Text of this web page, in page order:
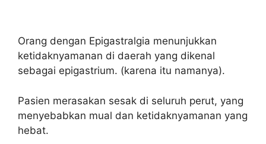
Orang dengan Epigastralgia menunjukkan
ketidaknyamanan di daerah yang dikenal
sebagai epigastrium. (karena itu namanya).
Pasien merasakan sesak di seluruh perut, yang
menyebabkan mual dan ketidaknyamanan yang
hebat.